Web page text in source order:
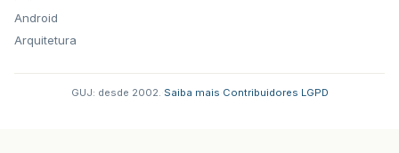
Android
Arquitetura
GUJ: desde 2002. Saiba mais Contribuidores LGPD